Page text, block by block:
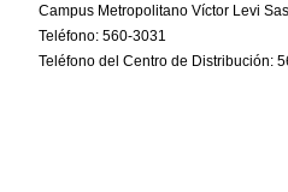
Campus Metropolitano Víctor Levi
Teléfono: 560-3031
Teléfono del Centro de Distribución: